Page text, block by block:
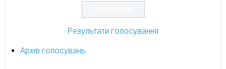
Результати голосування
Архів голосувань